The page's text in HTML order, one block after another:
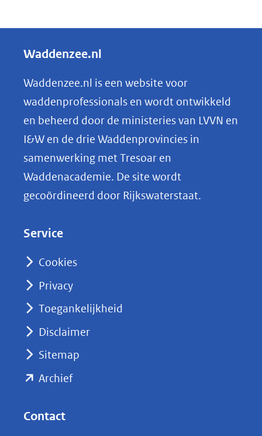
e
e
n
o
p
k
e
nieuw
naar
Waddenzee.nl
Waddenzee.nl is een website voor
waddenprofessionals en wordt ontwikkeld
en beheerd door de ministeries van LVVN en
I&W en de drie Waddenprovincies in
samenwerking met Tresoar en
Waddenacademie. De site wordt
gecoördineerd door Rijkswaterstaat.
Service
Cookies
Privacy
Toegankelijkheid
Disclaimer
Sitemap
Archief(opent
Contact